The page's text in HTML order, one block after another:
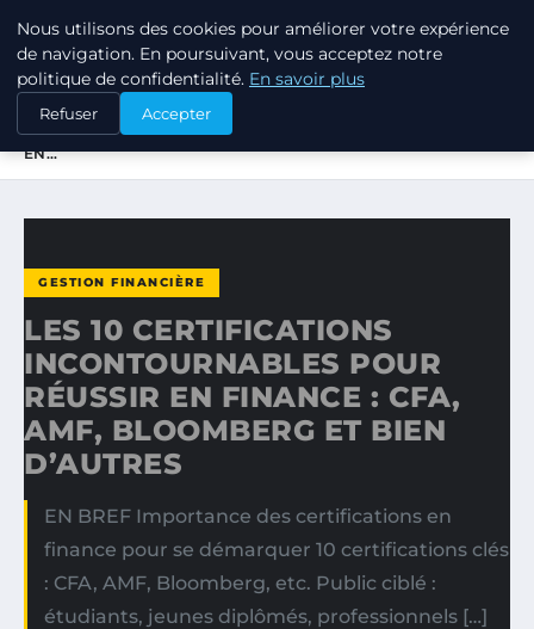
TUEZ-LES TOUS
ACCUEIL
GESTION FINANCIÈRE
LES 10 CERTIFICATIONS INCONTOURNABLES POUR RÉUSSIR
EN…
GESTION FINANCIÈRE
LES 10 CERTIFICATIONS
INCONTOURNABLES POUR
RÉUSSIR EN FINANCE : CFA,
AMF, BLOOMBERG ET BIEN
D’AUTRES
EN BREF Importance des certifications en
finance pour se démarquer 10 certifications clés
: CFA, AMF, Bloomberg, etc. Public ciblé :
étudiants, jeunes diplômés, professionnels […]
Nous utilisons des cookies pour améliorer votre expérience
de navigation. En poursuivant, vous acceptez notre
politique de confidentialité. En savoir plus
Refuser Accepter